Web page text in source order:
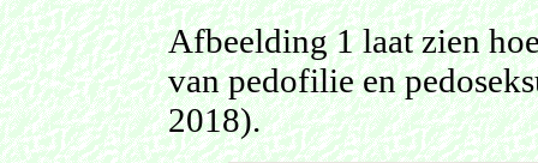
Afbeelding 1 laat zien
van pedofilie en
2018).